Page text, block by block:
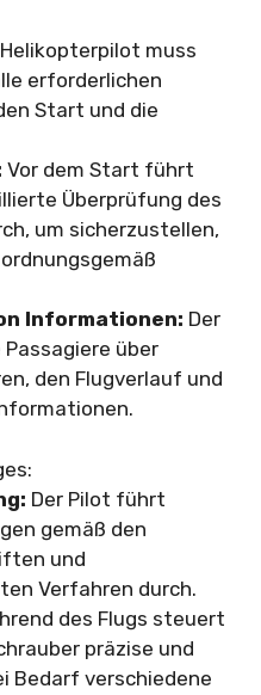
muss
erforderlichen
Start und die
Vor dem Start führt
Überprüfung des
um sicherzustellen,
Informationen: Der
über
den Flugverlauf und
Der Pilot führt
gemäß den
und
Verfahren durch.
des Flugs steuert
präzise und
Bedarf verschiedene